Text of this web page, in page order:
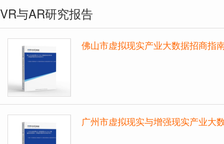
VR与AR研究报告
佛山市虚拟现实产业大数据招商指
广州市虚拟现实与增强现实产业大